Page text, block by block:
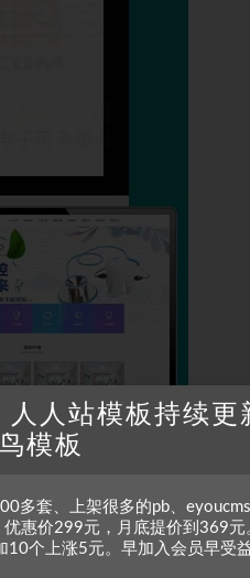
人人站模板持续更
模板
多套、上架很多的pb、eyoucms
惠价299元，月底提价到369元
个上涨5元。早加入会员早受益